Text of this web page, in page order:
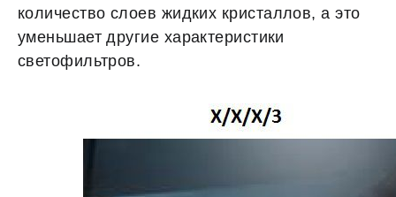
количество слоев жидких кристаллов, а это
уменьшает другие характеристики
светофильтров.